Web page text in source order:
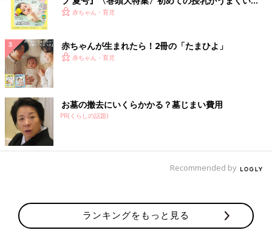
く！ おっぱい・ミルクの基本と夏のトラブル 解決テ
赤ちゃん・育児
赤ちゃんが生まれたら！2冊の「たまひよ」
赤ちゃん・育児
お墓の撤去にいくらかかる？墓じまい費用
PR(くらしの話題)
Recommended by
ランキングをもっと見る